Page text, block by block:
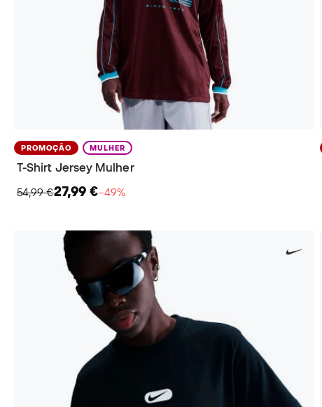
PROMOÇÃO MULHER
T-Shirt Jersey Mulher
54,99 €27,99 €−49%